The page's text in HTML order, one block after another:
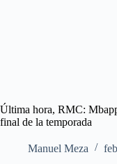
Última hora, RMC:
final de la temporada
Manuel Meza